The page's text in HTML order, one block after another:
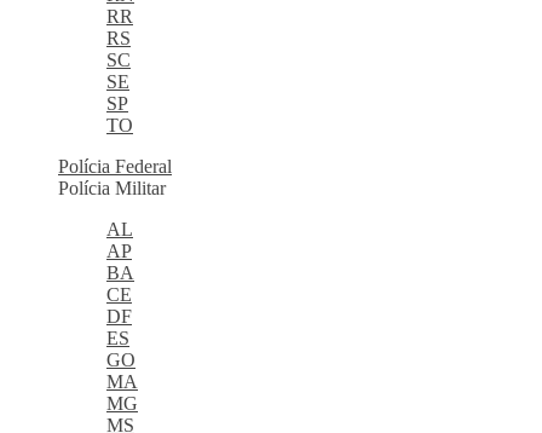
RR
RS
SC
SE
SP
TO
Polícia Federal
Polícia Militar
AL
AP
BA
CE
DF
ES
GO
MA
MG
MS